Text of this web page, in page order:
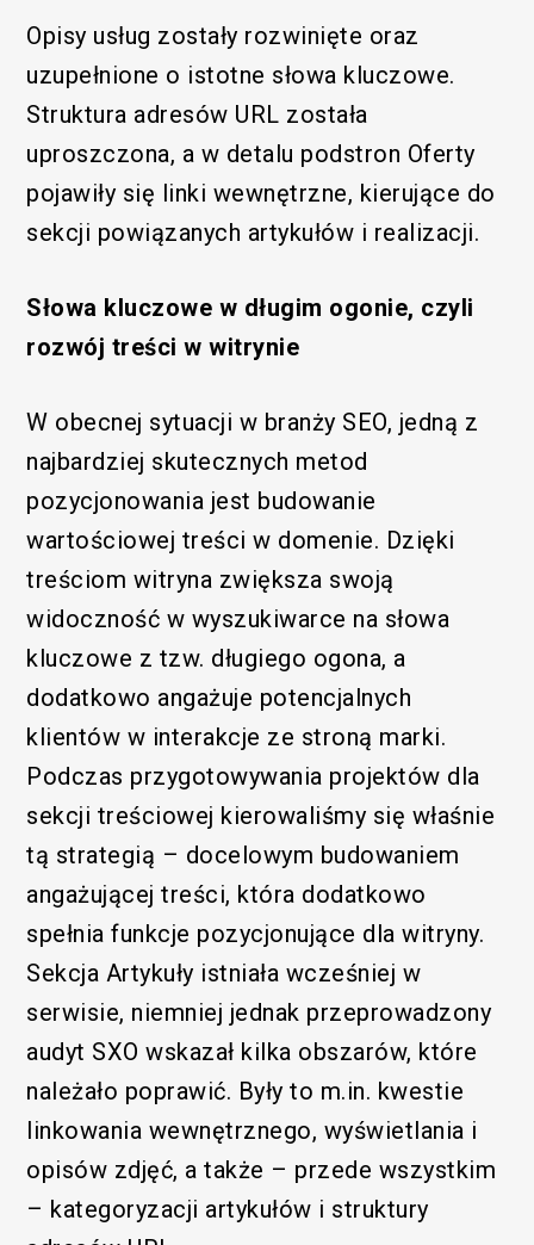
Opisy usług zostały rozwinięte oraz
uzupełnione o istotne słowa kluczowe.
Struktura adresów URL została
uproszczona, a w detalu podstron Oferty
pojawiły się linki wewnętrzne, kierujące do
sekcji powiązanych artykułów i realizacji.
Słowa kluczowe w długim ogonie, czyli
rozwój treści w witrynie
W obecnej sytuacji w branży SEO, jedną z
najbardziej skutecznych metod
pozycjonowania jest budowanie
wartościowej treści w domenie. Dzięki
treściom witryna zwiększa swoją
widoczność w wyszukiwarce na słowa
kluczowe z tzw. długiego ogona, a
dodatkowo angażuje potencjalnych
klientów w interakcje ze stroną marki.
Podczas przygotowywania projektów dla
sekcji treściowej kierowaliśmy się właśnie
tą strategią – docelowym budowaniem
angażującej treści, która dodatkowo
spełnia funkcje pozycjonujące dla witryny.
Sekcja Artykuły istniała wcześniej w
serwisie, niemniej jednak przeprowadzony
audyt SXO wskazał kilka obszarów, które
należało poprawić. Były to m.in. kwestie
linkowania wewnętrznego, wyświetlania i
opisów zdjęć, a także – przede wszystkim
– kategoryzacji artykułów i struktury